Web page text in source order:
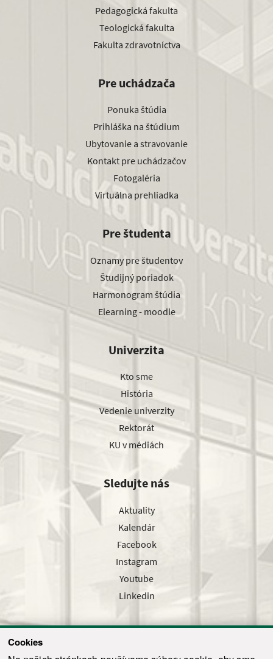
Cookies
Pedagogická fakulta
Teologická fakulta
Fakulta zdravotníctva
Pre uchádzača
Ponuka štúdia
Prihláška na štúdium
Ubytovanie a stravovanie
Kontakt pre uchádzačov
Fotogaléria
Virtuálna prehliadka
Pre študenta
Oznamy pre študentov
Študijný poriadok
Harmonogram štúdia
Elearning - moodle
Univerzita
Kto sme
História
Vedenie univerzity
Rektorát
KU v médiách
Sledujte nás
Aktuality
Kalendár
Facebook
Instagram
Youtube
Linkedin